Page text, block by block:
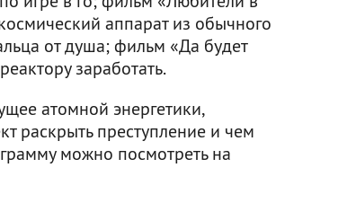
аппарат из обычного
от душа; фильм «Да будет
заработать.
атомной энергетики,
раскрыть преступление и чем
можно посмотреть на